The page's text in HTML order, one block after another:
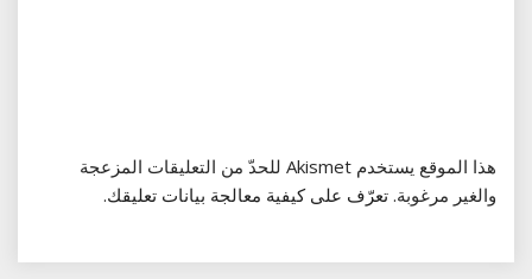
هذا الموقع يستخدم Akismet للحدّ من التعليقات المزعجة
والغير مرغوبة. تعرّف على كيفية معالجة بيانات تعليقك.